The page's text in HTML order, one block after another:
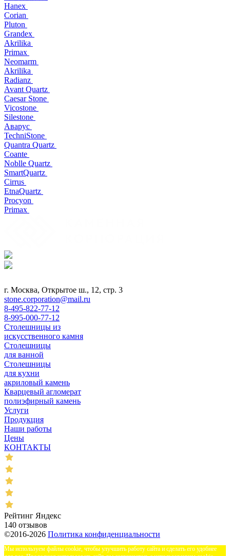
Hanex
Corian
Pluton
Grandex
Akrilika
Primax
Neomarm
Akrilika
Radianz
Avant Quartz
Caesar Stone
Vicostone
Silestone
Аварус
TechniStone
Quantra Quartz
Coante
Noblle Quartz
SmartQuartz
Cirrus
EtnaQuartz
Procyon
Primax
г. Москва, Открытое ш., 12, стр. 3
stone.corporation@mail.ru
8-495-822-77-12
8-995-000-77-12
Столешницы из
искусственного камня
Столешницы
для ванной
Столешницы
для кухни
акриловый камень
Кварцевый агломерат
полиэфирный камень
Услуги
Продукция
Наши работы
Цены
КОНТАКТЫ
Рейтинг Яндекс
140 отзывов
©2016-2026 Политика конфиденциальности
Мы используем файлы cookie, чтобы улучшить работу сайта и сделать его удобнее